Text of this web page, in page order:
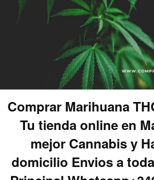
Comprar Marihuana
Tu tienda online en
mejor Cannabis y
domicilio Envios a